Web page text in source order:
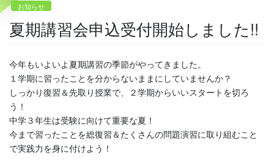
お知らせ
夏期講習会申込受付開始しました!!
今年もいよいよ夏期講習の季節がやってきました。
１学期に習ったことを分からないままにしていませんか？
しっかり復習＆先取り授業で、２学期からいいスタートを切ろ
う！
中学３年生は受験に向けて重要な夏！
今まで習ったことを総復習＆たくさんの問題演習に取り組むこと
で実践力を身に付けよう！